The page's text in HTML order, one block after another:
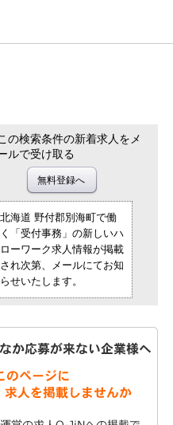
の検索条件の新着求人をメ
ルで受け取る
北海道 野付郡別海町で働
く「受付事務」の新しいハ
ローワーク求人情報が掲載
され次第、メールにてお知
らせいたします。